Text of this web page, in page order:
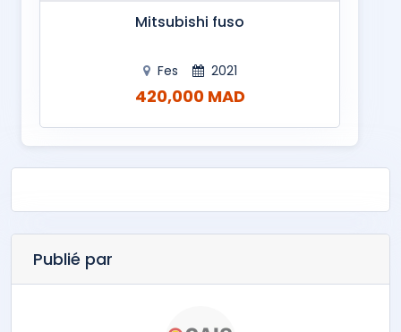
Mitsubishi fuso
Fes 2021
420,000 MAD
Publié par